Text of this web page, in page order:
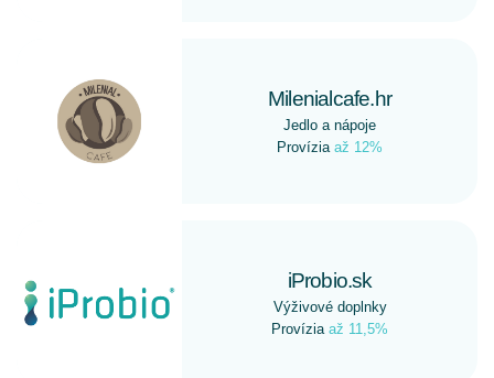
Milenialcafe.hr
Jedlo a nápoje
Provízia až 12%
iProbio.sk
Výživové doplnky
Provízia až 11,5%